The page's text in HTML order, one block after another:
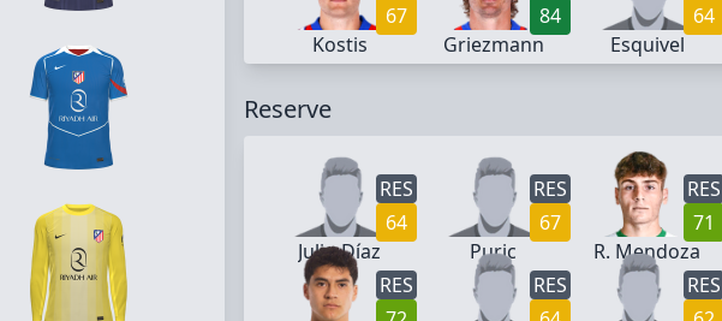
67
Kostis
84
Griezmann
64
Esquivel
Reserve
RES
64
Julio Díaz
RES
67
Puric
RES
71
R. Mendoza
RES
RES
RES